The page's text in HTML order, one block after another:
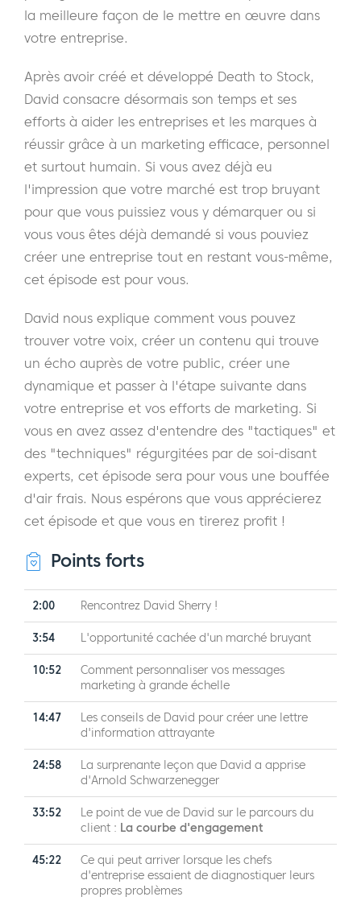
la meilleure façon de le mettre en œuvre dans
votre entreprise.
Après avoir créé et développé Death to Stock,
David consacre désormais son temps et ses
efforts à aider les entreprises et les marques à
réussir grâce à un marketing efficace, personnel
et surtout humain. Si vous avez déjà eu
l'impression que votre marché est trop bruyant
pour que vous puissiez vous y démarquer ou si
vous vous êtes déjà demandé si vous pouviez
créer une entreprise tout en restant vous-même,
cet épisode est pour vous.
David nous explique comment vous pouvez
trouver votre voix, créer un contenu qui trouve
un écho auprès de votre public, créer une
dynamique et passer à l'étape suivante dans
votre entreprise et vos efforts de marketing. Si
vous en avez assez d'entendre des "tactiques" et
des "techniques" régurgitées par de soi-disant
experts, cet épisode sera pour vous une bouffée
d'air frais. Nous espérons que vous apprécierez
cet épisode et que vous en tirerez profit !
Points forts
2:00 Rencontrez David Sherry !
3:54 L'opportunité cachée d'un marché bruyant
10:52
Comment personnaliser vos messages
marketing à grande échelle
14:47
Les conseils de David pour créer une lettre
d'information attrayante
24:58
La surprenante leçon que David a apprise
d'Arnold Schwarzenegger
33:52
Le point de vue de David sur le parcours du
client : La courbe d'engagement
45:22
Ce qui peut arriver lorsque les chefs
d'entreprise essaient de diagnostiquer leurs
propres problèmes